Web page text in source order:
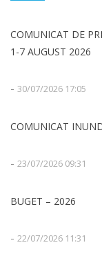
COMUNICAT DE
1-7 AUGUST 2026
- 30/07/2026 17:05
COMUNICAT
- 23/07/2026 09:31
BUGET – 2026
- 22/07/2026 11:31